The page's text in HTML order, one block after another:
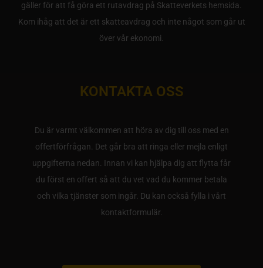
gäller för att få göra ett rutavdrag på Skatteverkets hemsida.
Kom ihåg att det är ett skatteavdrag och inte något som går ut
över vår ekonomi.
KONTAKTA OSS
Du är varmt välkommen att höra av dig till oss med en
offertförfrågan. Det går bra att ringa eller mejla enligt
uppgifterna nedan. Innan vi kan hjälpa dig att flytta får
du först en offert så att du vet vad du kommer betala
och vilka tjänster som ingår. Du kan också fylla i vårt
kontaktformulär.